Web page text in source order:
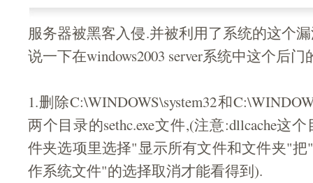
服务器被黑客入侵.并被利用了系统的这个
说一下在windows2003 server系统中这个后
1.删除C:\WINDOWS\system32和
两个目录的sethc.exe文件,(注意:dllcache这
件夹选项里选择"显示所有文件和文件夹"
作系统文件"的选择取消才能看得到).